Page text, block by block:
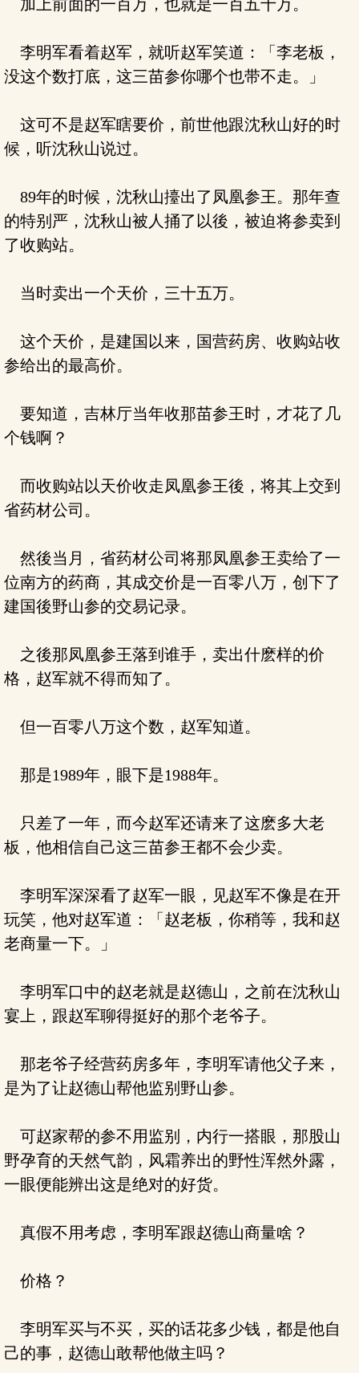
加上前面的一百万，也就是一百五十万。
李明军看着赵军，就听赵军笑道：「李老板，
没这个数打底，这三苗参你哪个也带不走。」
这可不是赵军瞎要价，前世他跟沈秋山好的时
候，听沈秋山说过。
89年的时候，沈秋山擡出了凤凰参王。那年查
的特别严，沈秋山被人捅了以後，被迫将参卖到
了收购站。
当时卖出一个天价，三十五万。
这个天价，是建国以来，国营药房、收购站收
参给出的最高价。
要知道，吉林厅当年收那苗参王时，才花了几
个钱啊？
而收购站以天价收走凤凰参王後，将其上交到
省药材公司。
然後当月，省药材公司将那凤凰参王卖给了一
位南方的药商，其成交价是一百零八万，创下了
建国後野山参的交易记录。
之後那凤凰参王落到谁手，卖出什麽样的价
格，赵军就不得而知了。
但一百零八万这个数，赵军知道。
那是1989年，眼下是1988年。
只差了一年，而今赵军还请来了这麽多大老
板，他相信自己这三苗参王都不会少卖。
李明军深深看了赵军一眼，见赵军不像是在开
玩笑，他对赵军道：「赵老板，你稍等，我和赵
老商量一下。」
李明军口中的赵老就是赵德山，之前在沈秋山
宴上，跟赵军聊得挺好的那个老爷子。
那老爷子经营药房多年，李明军请他父子来，
是为了让赵德山帮他监别野山参。
可赵家帮的参不用监别，内行一搭眼，那股山
野孕育的天然气韵，风霜养出的野性浑然外露，
一眼便能辨出这是绝对的好货。
真假不用考虑，李明军跟赵德山商量啥？
价格？
李明军买与不买，买的话花多少钱，都是他自
己的事，赵德山敢帮他做主吗？